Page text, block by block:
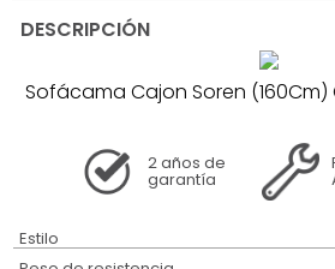
DESCRIPCIÓN
Sofácama Cajon Soren (160Cm)
2 años de
garantía
Estilo